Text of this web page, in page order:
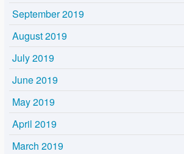
September 2019
August 2019
July 2019
June 2019
May 2019
April 2019
March 2019